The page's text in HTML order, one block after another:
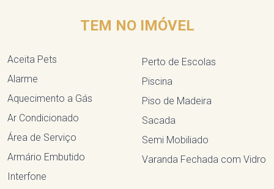
TEM NO IMÓVEL
Aceita Pets
Alarme
Aquecimento a Gás
Ar Condicionado
Área de Serviço
Armário Embutido
Interfone
Perto de Escolas
Piscina
Piso de Madeira
Sacada
Semi Mobiliado
Varanda Fechada com Vidro